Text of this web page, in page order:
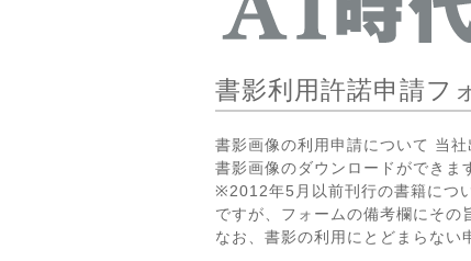
書影利用許諾申請フ
書影画像の利用申請について 当
書影画像のダウンロードができま
※2012年5月以前刊行の書籍につ
ですが、フォームの備考欄にその
なお、書影の利用にとどまらない